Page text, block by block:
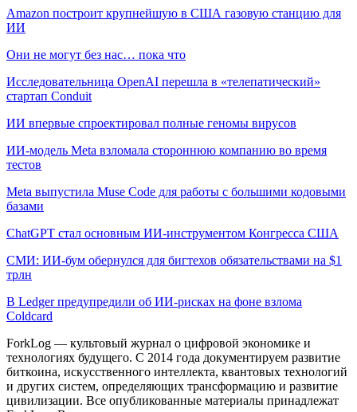
Amazon построит крупнейшую в США газовую станцию для
ИИ
Они не могут без нас… пока что
Исследовательница OpenAI перешла в «телепатический»
стартап Conduit
ИИ впервые спроектировал полные геномы вирусов
ИИ-модель Meta взломала стороннюю компанию во время
тестов
Meta выпустила Muse Code для работы с большими кодовыми
базами
ChatGPT стал основным ИИ-инструментом Конгресса США
СМИ: ИИ-бум обернулся для бигтехов обязательствами на $1
трлн
В Ledger предупредили об ИИ-рисках на фоне взлома
Coldcard
ForkLog — культовый журнал о цифровой экономике и
технологиях будущего. С 2014 года документируем развитие
биткоина, искусственного интеллекта, квантовых технологий
и других систем, определяющих трансформацию и развитие
цивилизации. Все опубликованные материалы принадлежат